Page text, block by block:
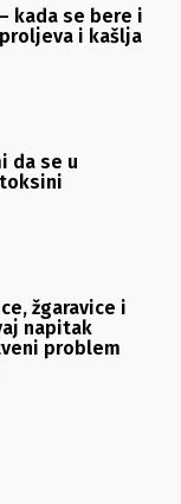
kada se bere i
i kašlja
da se u
žgaravice i
napitak
problem